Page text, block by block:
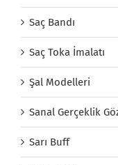
Saç Bandı
Saç Toka İmalatı
Şal Modelleri
Sanal Gerçeklik
Sarı Buff